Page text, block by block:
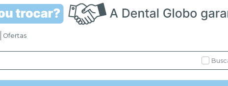
Ofertas